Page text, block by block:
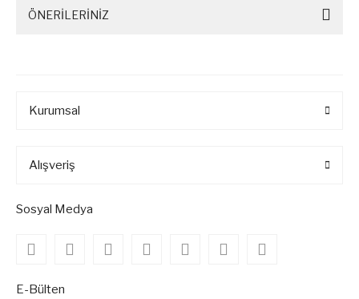
ÖNERİLERİNİZ
Kurumsal
Alışveriş
Sosyal Medya
E-Bülten